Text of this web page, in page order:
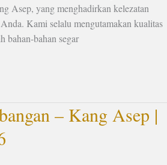
Asep, yang menghadirkan kelezatan
Kami selalu mengutamakan kualitas
bahan-bahan segar
– Kang Asep |